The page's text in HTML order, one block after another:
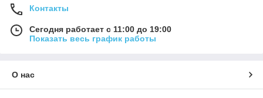
Контакты
Сегодня работает с 11:00 до 19:00
Показать весь график работы
О нас